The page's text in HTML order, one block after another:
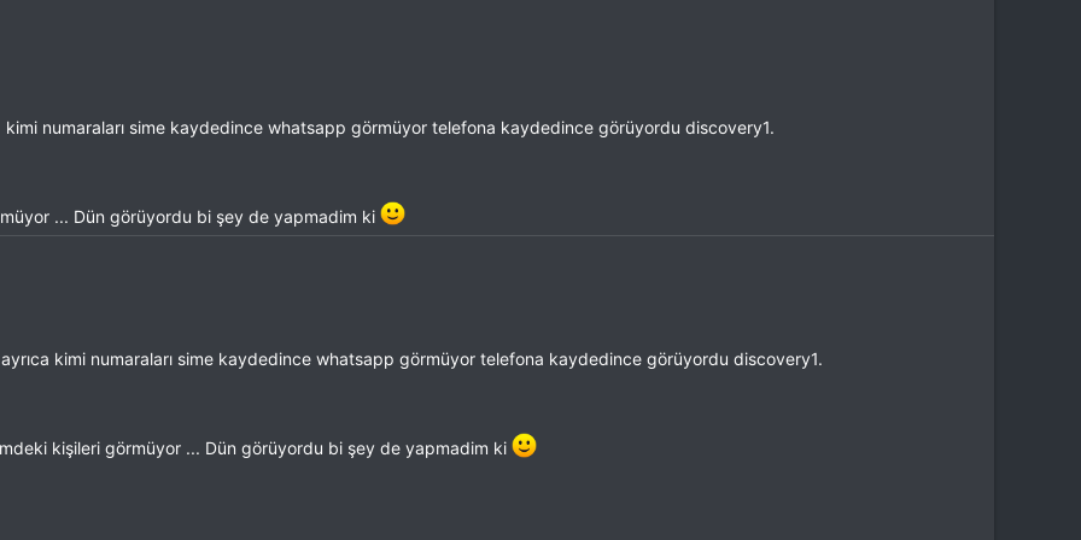
numaraları sime kaydedince whatsapp görmüyor telefona kaydedince görüyordu discovery1.
... Dün görüyordu bi şey de yapmadim ki
kimi numaraları sime kaydedince whatsapp görmüyor telefona kaydedince görüyordu discovery1.
kişileri görmüyor ... Dün görüyordu bi şey de yapmadim ki